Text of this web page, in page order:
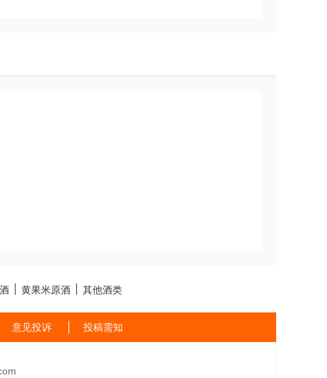
黄果米原酒 其他酒类
意见投诉 投稿需知